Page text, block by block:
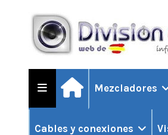
Mezcladores
Cables y conexiones